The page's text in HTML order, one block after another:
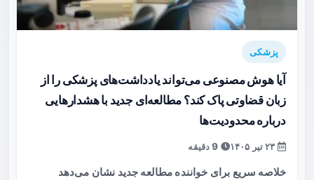
پزشکی
آیا هوش مصنوعی می‌تواند یادداشت‌های پزشکی را از
زبان قضاوتی پاک کند؟ مطالعه‌ای جدید با هشدارهایی
درباره محدودیت‌ها
خلاصه سریع برای خواننده مطالعه جدید نشان می‌دهد